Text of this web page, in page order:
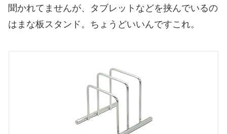
聞かれてませんが、タブレットなどを挟んでいるの
はまな板スタンド。ちょうどいいんですこれ。